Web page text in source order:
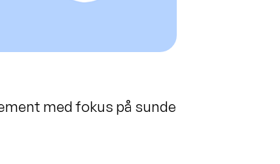
med fokus på sunde